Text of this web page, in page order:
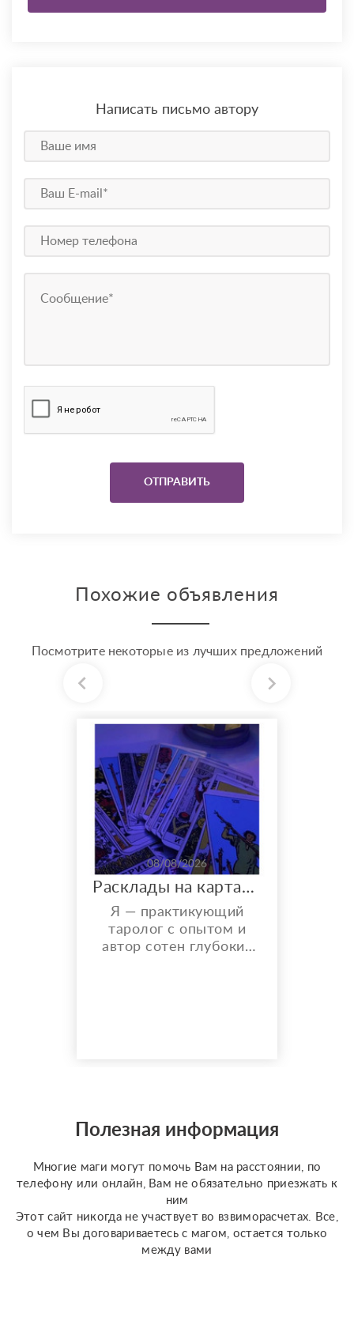
Написать письмо автору
Похожие объявления
Посмотрите некоторые из лучших предложений
08/08/2026
Расклады на картах Таро. Таролог онлайн.
Я — практикующий
таролог с опытом и
автор сотен глубоких
конкретную задачу
(Классическое Таро
Таро ...
Полезная информация
Многие маги могут помочь Вам на расстоянии, по
телефону или онлайн, Вам не обязательно приезжать к
ним
Этот сайт никогда не участвует во взвиморасчетах. Все,
о чем Вы договариваетесь с магом, остается только
между вами